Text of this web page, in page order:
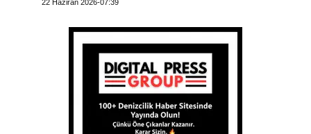
22 Haziran 2026-07:39